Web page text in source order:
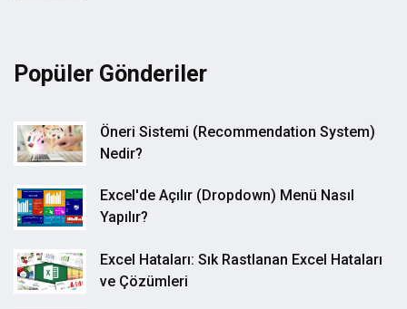
Popüler Gönderiler
Öneri Sistemi (Recommendation System)
Nedir?
Excel'de Açılır (Dropdown) Menü Nasıl
Yapılır?
Excel Hataları: Sık Rastlanan Excel Hataları
ve Çözümleri